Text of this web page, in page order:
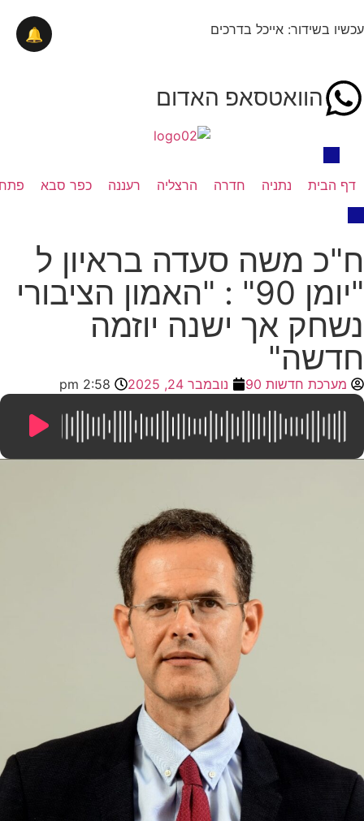
עכשיו בשידור: אייכל בדרכים
הוואטסאפ האדום
דף הבית נתניה חדרה הרצליה רעננה כפר סבא
ח"כ משה סעדה בראיון ל
"יומן 90" : "האמון הציבורי
נשחק אך ישנה יוזמה
חדשה"
מערכת חדשות 90 נובמבר 24, 2025 2:58 pm
🔔